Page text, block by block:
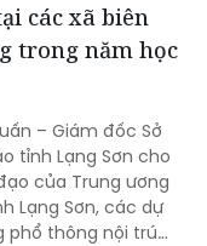
các xã biên
trong năm học
– Giám đốc Sở
tỉnh Lạng Sơn cho
của Trung ương
Lạng Sơn, các dự
phổ thông nội trú